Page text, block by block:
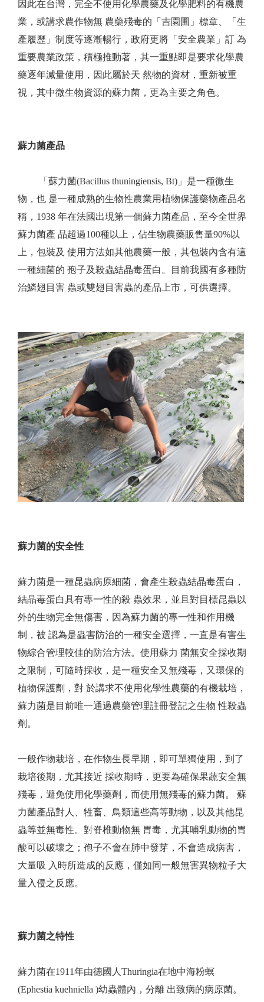
因此在台灣，完全不使用化學農藥及化學肥料的有機農
業，或講求農作物無 農藥殘毒的「吉園圃」標章、「生
產履歷」制度等逐漸暢行，政府更將「安全農業」訂 為
重要農業政策，積極推動著，其一重點即是要求化學農
藥逐年減量使用，因此屬於天 然物的資材，重新被重
視，其中微生物資源的蘇力菌，更為主要之角色。
蘇力菌產品
「蘇力菌(Bacillus thuningiensis, Bt)」是一種微生
物，也 是一種成熟的生物性農業用植物保護藥物產品名
稱，1938 年在法國出現第一個蘇力菌產品，至今全世界
蘇力菌產 品超過100種以上，佔生物農藥販售量90%以
上，包裝及 使用方法如其他農藥一般，其包裝內含有這
一種細菌的 孢子及殺蟲結晶毒蛋白。目前我國有多種防
治鱗翅目害 蟲或雙翅目害蟲的產品上市，可供選擇。
蘇力菌的安全性
蘇力菌是一種昆蟲病原細菌，會產生殺蟲結晶毒蛋白，
結晶毒蛋白具有專一性的殺 蟲效果，並且對目標昆蟲以
外的生物完全無傷害，因為蘇力菌的專一性和作用機
制，被 認為是蟲害防治的一種安全選擇，一直是有害生
物綜合管理較佳的防治方法。使用蘇力 菌無安全採收期
之限制，可隨時採收，是一種安全又無殘毒，又環保的
植物保護劑，對 於講求不使用化學性農藥的有機栽培，
蘇力菌是目前唯一通過農藥管理註冊登記之生物 性殺蟲
劑。
一般作物栽培，在作物生長早期，即可單獨使用，到了
栽培後期，尤其接近 採收期時，更要為確保果蔬安全無
殘毒，避免使用化學藥劑，而使用無殘毒的蘇力菌。 蘇
力菌產品對人、牲畜、鳥類這些高等動物，以及其他昆
蟲等並無毒性。對脊椎動物無 胃毒，尤其哺乳動物的胃
酸可以破壞之；孢子不會在肺中發芽，不會造成病害，
大量吸 入時所造成的反應，僅如同一般無害異物粒子大
量入侵之反應。
蘇力菌之特性
蘇力菌在1911年由德國人Thuringia在地中海粉螟
(Ephestia kuehniella )幼蟲體內，分離 出致病的病原菌。